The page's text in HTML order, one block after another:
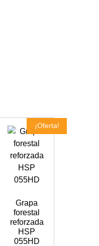
¡Oferta!
Grapa
forestal
reforzada
HSP
055HD